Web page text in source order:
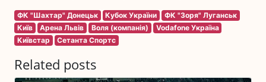
ФК "Шахтар" Донецьк Кубок України
ФК "Зоря" Луганськ
Київ
Арена Львів Воля (компанія)
Vodafone Україна
Київстар
Сетанта Спортс
Related posts